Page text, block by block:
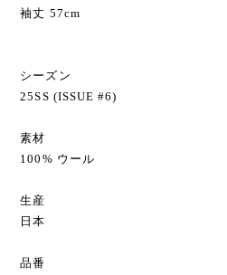
袖丈 57cm
シーズン
25SS (ISSUE #6)
素材
100% ウール
生産
日本
品番